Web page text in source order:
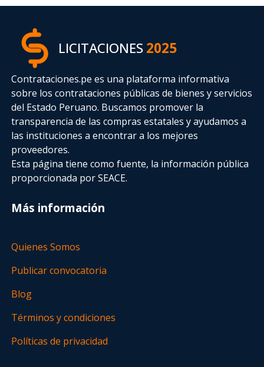
LICITACIONES2025
Contrataciones.pe es una plataforma informativa
sobre los contrataciones públicas de bienes y servicios
del Estado Peruano. Buscamos promover la
transparencia de las compras estatalesy ayudamos a
las instituciones a encontrar a los mejores
proveedores.
Esta página tiene como fuente, la información pública
proporcionada por SEACE.
Más información
Quienes Somos
Publicar convocatoria
Blog
Términos y condiciones
Políticas de privacidad